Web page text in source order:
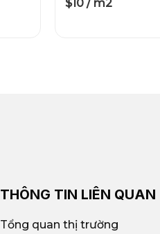
$10 / m2
THÔNG TIN LIÊN QUAN
Tổng quan thị trường